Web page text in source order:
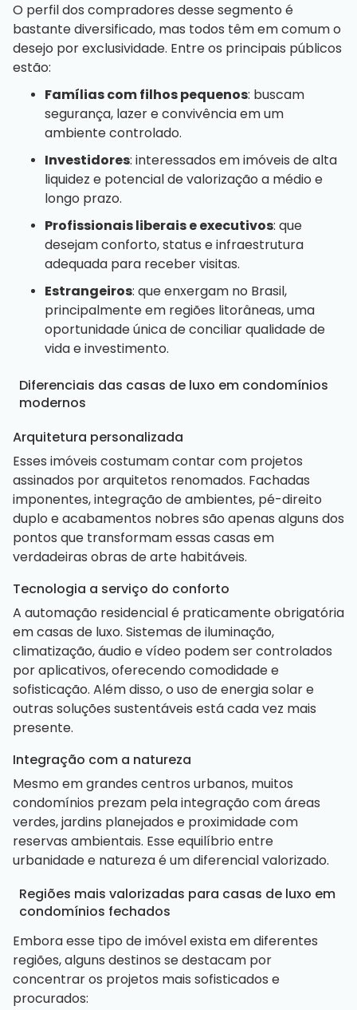
O perfil dos compradores desse segmento é
bastante diversificado, mas todos têm em comum o
desejo por exclusividade. Entre os principais públicos
estão:
Famílias com filhos pequenos: buscam
segurança, lazer e convivência em um
ambiente controlado.
Investidores: interessados em imóveis de alta
liquidez e potencial de valorização a médio e
longo prazo.
Profissionais liberais e executivos: que
desejam conforto, status e infraestrutura
adequada para receber visitas.
Estrangeiros: que enxergam no Brasil,
principalmente em regiões litorâneas, uma
oportunidade única de conciliar qualidade de
vida e investimento.
Diferenciais das casas de luxo em condomínios
modernos
Arquitetura personalizada
Esses imóveis costumam contar com projetos
assinados por arquitetos renomados. Fachadas
imponentes, integração de ambientes, pé-direito
duplo e acabamentos nobres são apenas alguns dos
pontos que transformam essas casas em
verdadeiras obras de arte habitáveis.
Tecnologia a serviço do conforto
A automação residencial é praticamente obrigatória
em casas de luxo. Sistemas de iluminação,
climatização, áudio e vídeo podem ser controlados
por aplicativos, oferecendo comodidade e
sofisticação. Além disso, o uso de energia solar e
outras soluções sustentáveis está cada vez mais
presente.
Integração com a natureza
Mesmo em grandes centros urbanos, muitos
condomínios prezam pela integração com áreas
verdes, jardins planejados e proximidade com
reservas ambientais. Esse equilíbrio entre
urbanidade e natureza é um diferencial valorizado.
Regiões mais valorizadas para casas de luxo em
condomínios fechados
Embora esse tipo de imóvel exista em diferentes
regiões, alguns destinos se destacam por
concentrar os projetos mais sofisticados e
procurados: